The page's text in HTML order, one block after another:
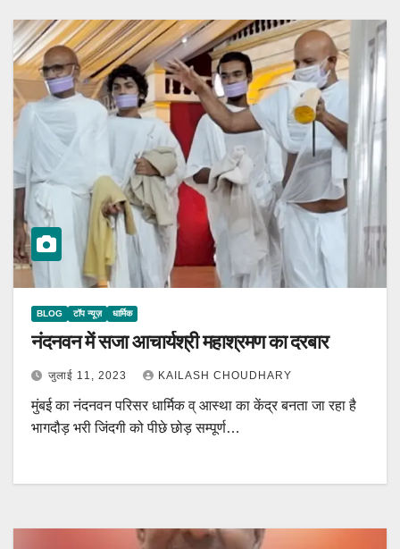
BLOG टॉप न्यूज़ धार्मिक
नंदनवन में सजा आचार्यश्री महाश्रमण का दरबार
जुलाई 11, 2023 KAILASH CHOUDHARY
मुंबई का नंदनवन परिसर धार्मिक व् आस्था का केंद्र बनता जा रहा है
भागदौड़ भरी जिंदगी को पीछे छोड़ सम्पूर्ण…